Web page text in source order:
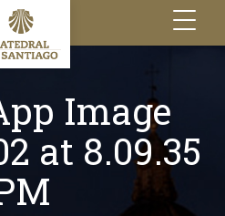
Image
at 8.09.35